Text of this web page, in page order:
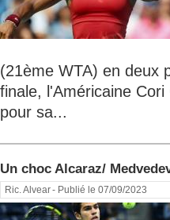
(21ème WTA) en deux
finale, l'Américaine
pour sa...
Un choc Alcaraz/
Ric. Alvear- Publié le 07/09/2023